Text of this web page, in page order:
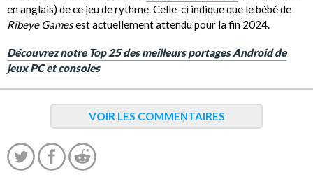
en anglais) de ce jeu de rythme. Celle-ci indique que le bébé de
Ribeye Gamesest actuellement attendu pour la fin 2024.
Découvrez notre Top 25 des meilleurs portages Android de
jeux PC et consoles
VOIR LES COMMENTAIRES